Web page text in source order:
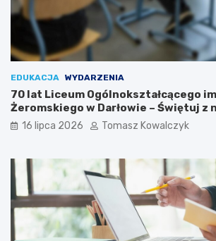
EDUKACJA WYDARZENIA
70 lat Liceum Ogólnokształcącego
Żeromskiego w Darłowie – Świętuj z
16 lipca 2026 Tomasz Kowalczyk